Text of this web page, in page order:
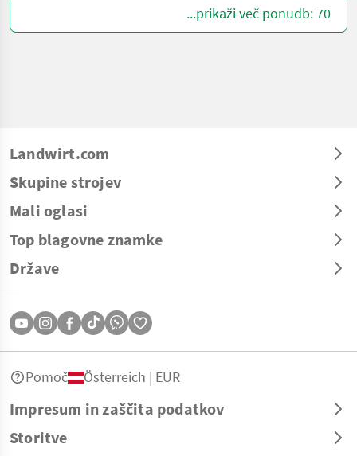
...prikaži več ponudb: 70
Landwirt.com
Skupine strojev
Mali oglasi
Top blagovne znamke
Države
Impresum in zaščita podatkov
Storitve
Pomoč Österreich | EUR